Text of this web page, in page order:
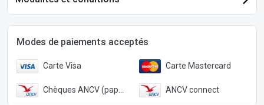
Modes de paiements acceptés
Carte Visa Carte Mastercard
Chèques ANCV (papier) ANCV connect